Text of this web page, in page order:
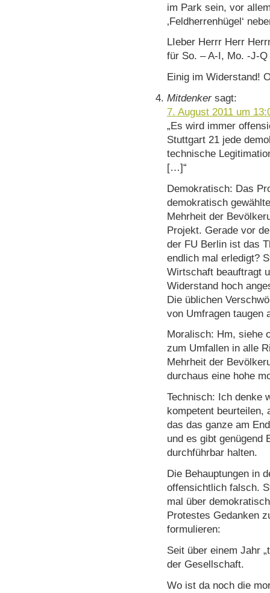
im Park sein, vor
‚Feldherrenhügel‘
LIeber Herrr Herr
für So. – A-I, Mo. -J-
Einig im Widerstand!
Mitdenker sagt:
7. August 2011 um
„Es wird immer
Stuttgart 21 jede
technische
[…]“
Demokratisch: Das
demokratisch
Mehrheit der
Projekt. Gerade vor
der FU Berlin ist das
endlich mal erledigt?
Wirtschaft beauftragt
Widerstand hoch
Die üblichen
von Umfragen taugen
Moralisch: Hm, siehe
zum Umfallen in alle
Mehrheit der
durchaus eine hohe
Technisch: Ich denke
kompetent beurteilen,
das das ganze am
und es gibt genügend
durchführbar halten.
Die Behauptungen in
offensichtlich falsch.
mal über
Protestes Gedanken
formulieren:
Seit über einem Jahr
der Gesellschaft.
Wo ist da noch die